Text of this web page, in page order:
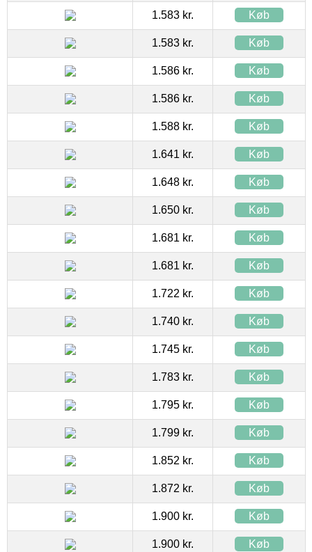
1.583 kr. Køb
1.583 kr. Køb
1.586 kr. Køb
1.586 kr. Køb
1.588 kr. Køb
1.641 kr. Køb
1.648 kr. Køb
1.650 kr. Køb
1.681 kr. Køb
1.681 kr. Køb
1.722 kr. Køb
1.740 kr. Køb
1.745 kr. Køb
1.783 kr. Køb
1.795 kr. Køb
1.799 kr. Køb
1.852 kr. Køb
1.872 kr. Køb
1.900 kr. Køb
1.900 kr. Køb